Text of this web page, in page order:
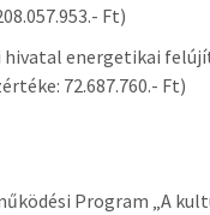
Ft)
hivatal energetikai
72.687.760.- Ft)
Program „A